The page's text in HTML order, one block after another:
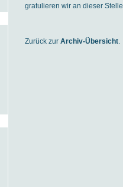
gratulieren wir an dieser
Zurück zur Archiv-Übersicht.